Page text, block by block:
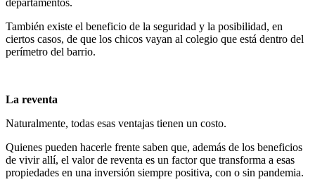
También existe el beneficio de la seguridad y la posibilidad, en
ciertos casos, de que los chicos vayan al colegio que está dentro del
perímetro del barrio.
La reventa
Naturalmente, todas esas ventajas tienen un costo.
Quienes pueden hacerle frente saben que, además de los beneficios
de vivir allí, el valor de reventa es un factor que transforma a esas
propiedades en una inversión siempre positiva, con o sin pandemia.